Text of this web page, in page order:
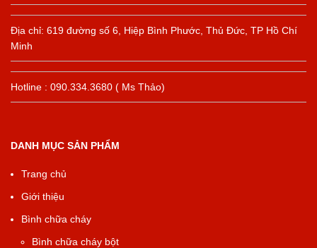
Địa chỉ: 619 đường số 6, Hiệp Bình Phước, Thủ Đức, TP Hồ Chí
Minh
Hotline : 090.334.3680 ( Ms Thảo)
DANH MỤC SẢN PHẨM
Trang chủ
Giới thiệu
Bình chữa cháy
Bình chữa cháy bột